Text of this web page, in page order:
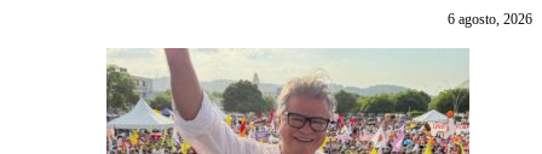
6 agosto, 2026